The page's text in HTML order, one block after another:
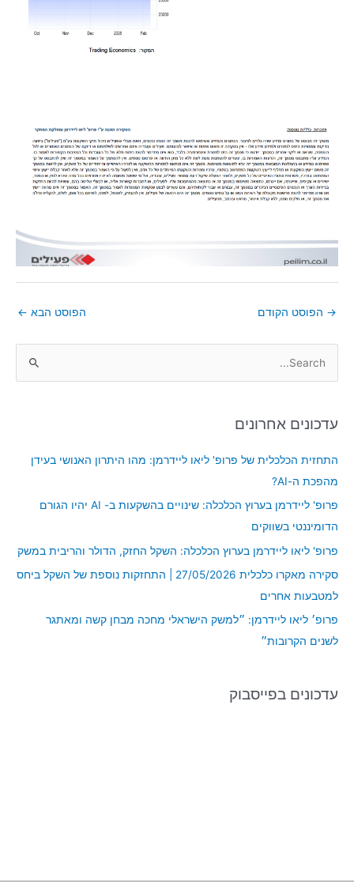
→ הפוסט הקודם הפוסט הבא ←
r
:
עדכונים אחרונים
התחזית הכלכלית של פרופ' ליאו ליידרמן: מהו היתרון האנושי בעידן
מהפכת ה-AI?
פרופ' ליידרמן בערוץ הכלכלה: שינויים בהשקעות ב- AI יהיו הגורם
הדומיננטי בשווקים
פרופ' ליאו ליידרמן בערוץ הכלכלה: השקל החזק, הדולר והריבית במשק
סקירה מאקרו כלכלית 27/05/2026 | התחזקות נוספת של השקל ביחס
למטבעות אחרים
פרופ׳ ליאו ליידרמן: ״למשק הישראלי מחכה מבחן קשה ומאתגר
לשנים הקרובות״
עדכונים בפייסבוק